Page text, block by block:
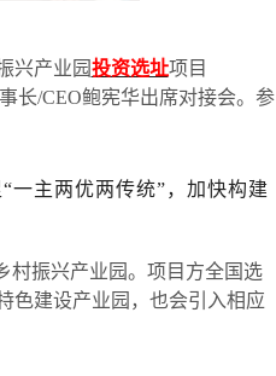
兴产业园投资选址项目
长/CEO鲍宪华出席对接会。参
一主两优两传统”，加快构建
村振兴产业园。项目方全国选
色建设产业园，也会引入相应